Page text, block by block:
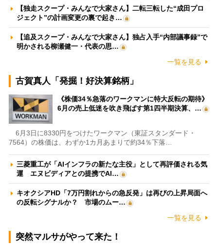
【独走スクープ・みんなで大家さん】二転三転した“成田プロ
ジェクト”の計画変更の裏で起き…
【追及スクープ・みんなで大家さん】独占入手“内部議事録”で
明かされる柳瀬健一・代表の思…
一覧を見る
古賀真人「発掘！好決算銘柄」
《株価34％急落のワークマンに特大反転の期待》
6月の売上低迷を吹き飛ばす第1四半期決算、…
6月3日に8330円をつけたワークマン（東証スタンダード・
7564）の株価は、わずか1カ月あまりで約34％下落…
三菱重工が「AIインフラの新たな主役」として再評価される気
運 エヌビディアとの提携でAI…
キオクシアHD「7万円割れからの急反発」は再びの上昇局面へ
の反転シグナルか？ 市場のムー…
一覧を見る
突然マルサがやって来た！